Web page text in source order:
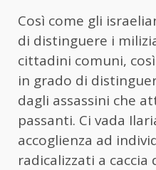
Così come gli
di distinguere i
cittadini comuni,
in grado di
dagli assassini che
passanti. Ci vada
accoglienza ad
radicalizzati a caccia